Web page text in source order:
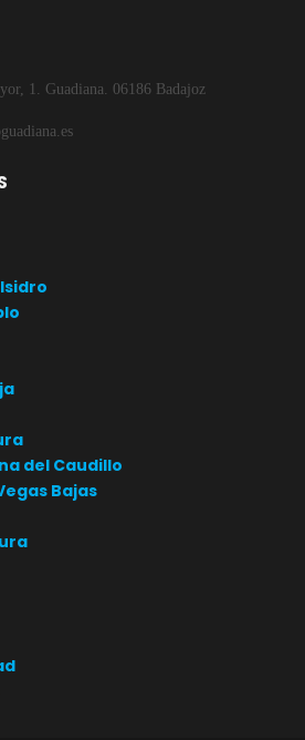
1. Guadiana. 06186 Badajoz
del Caudillo
Bajas